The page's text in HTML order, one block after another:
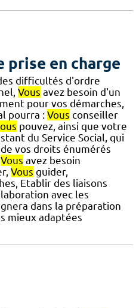
prise en charge
difficultés d'ordre
Vous avez besoin d'un
pour vos démarches,
pourra : Vous conseiller
pouvez, ainsi que votre
du Service Social, qui
vos droits énumérés
Vous avez besoin
Vous guider,
Etablir des liaisons
avec les
dans la préparation
mieux adaptées